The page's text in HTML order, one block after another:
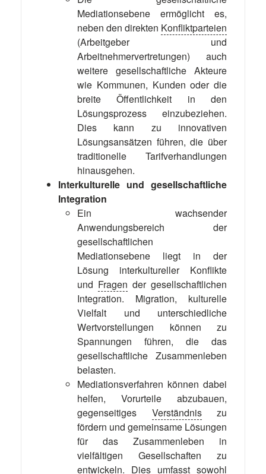
Mediationsebene ermöglicht es,
neben den direkten Konfliktparteien
(Arbeitgeber und
Arbeitnehmervertretungen) auch
weitere gesellschaftliche Akteure
wie Kommunen, Kunden oder die
breite Öffentlichkeit in den
Lösungsprozess einzubeziehen.
Dies kann zu innovativen
Lösungsansätzen führen, die über
traditionelle Tarifverhandlungen
hinausgehen.
Interkulturelle und gesellschaftliche
Integration
Ein wachsender
Anwendungsbereich der
gesellschaftlichen
Mediationsebene liegt in der
Lösung interkultureller Konflikte
und Fragen der gesellschaftlichen
Integration. Migration, kulturelle
Vielfalt und unterschiedliche
Wertvorstellungen können zu
Spannungen führen, die das
gesellschaftliche Zusammenleben
belasten.
Mediationsverfahren können dabei
helfen, Vorurteile abzubauen,
gegenseitiges Verständniszu
fördern und gemeinsame Lösungen
für das Zusammenleben in
vielfältigen Gesellschaften zu
entwickeln. Dies umfasst sowohl